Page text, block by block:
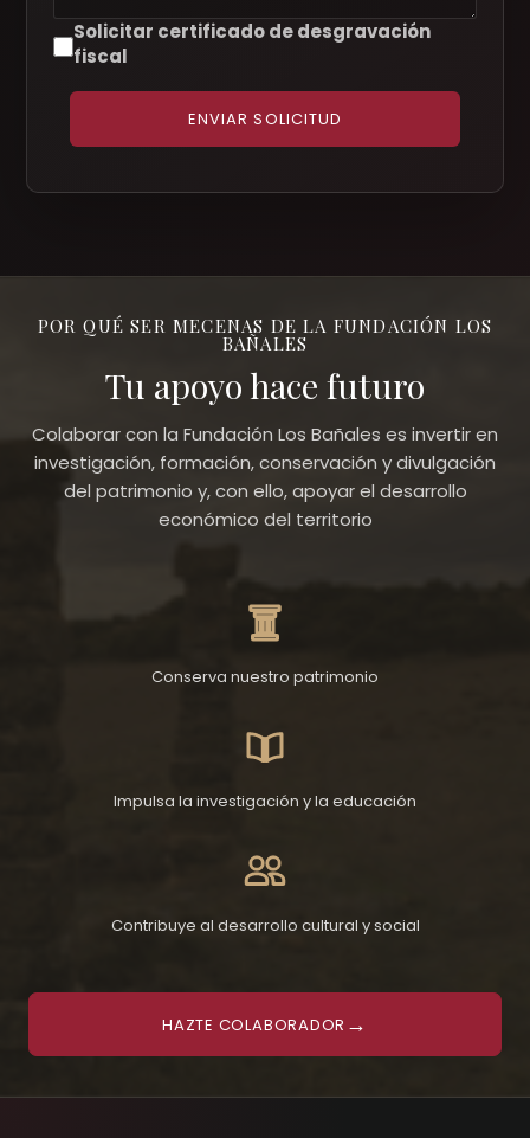
Solicitar certificado de desgravación
fiscal
ENVIAR SOLICITUD
POR QUÉ SER MECENAS DE LA FUNDACIÓN LOS
BAÑALES
Tu apoyo hace futuro
Colaborar con la Fundación Los Bañales es invertir en
investigación, formación, conservación y divulgación
del patrimonio y, con ello, apoyar el desarrollo
económico del territorio
Conserva nuestro patrimonio
Impulsa la investigación y la educación
Contribuye al desarrollo cultural y social
HAZTE COLABORADOR →